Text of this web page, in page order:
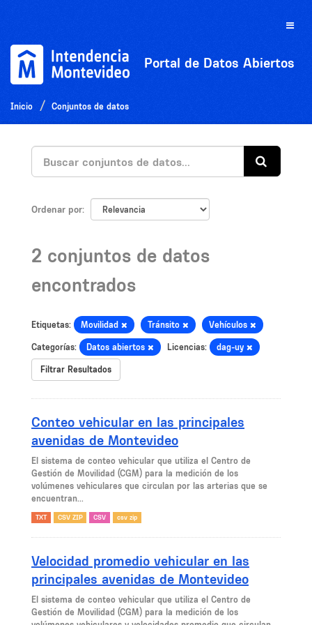
Toggle
Portal de Datos Abiertos
Inicio Conjuntos de datos
Ordenar por
2 conjuntos de datos
encontrados
Etiquetas: Movilidad Tránsito Vehículos
Categorías: Datos abiertos Licencias: dag-uy
Filtrar Resultados
Conteo vehicular en las principales
avenidas de Montevideo
El sistema de conteo vehicular que utiliza el Centro de
Gestión de Movilidad (CGM) para la medición de los
volúmenes vehiculares que circulan por las arterias que se
encuentran...
TXT CSV ZIP CSV csv zip
Velocidad promedio vehicular en las
principales avenidas de Montevideo
El sistema de conteo vehicular que utiliza el Centro de
Gestión de Movilidad (CGM) para la medición de los